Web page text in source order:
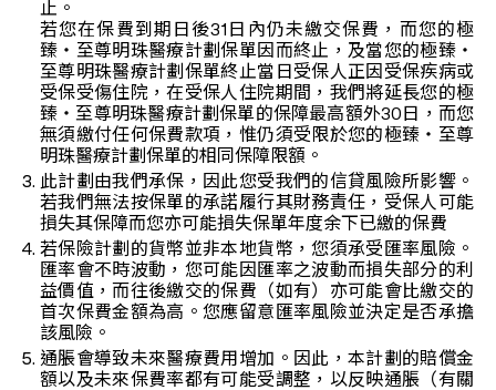
止。
若您在保費到期日後31日內仍未繳交保費，而您的極
臻‧至尊明珠醫療計劃保單因而終止，及當您的極臻‧
至尊明珠醫療計劃保單終止當日受保人正因受保疾病或
受保受傷住院，在受保人住院期間，我們將延長您的極
臻‧至尊明珠醫療計劃保單的保障最高額外30日，而您
無須繳付任何保費款項，惟仍須受限於您的極臻‧至尊
明珠醫療計劃保單的相同保障限額。
此計劃由我們承保，因此您受我們的信貸風險所影響。
若我們無法按保單的承諾履行其財務責任，受保人可能
損失其保障而您亦可能損失保單年度余下已繳的保費
若保險計劃的貨幣並非本地貨幣，您須承受匯率風險。
匯率會不時波動，您可能因匯率之波動而損失部分的利
益價值，而往後繳交的保費（如有）亦可能會比繳交的
首次保費金額為高。您應留意匯率風險並決定是否承擔
該風險。
通脹會導致未來醫療費用增加。因此，本計劃的賠償金
額以及未來保費率都有可能受調整，以反映通脹（有關